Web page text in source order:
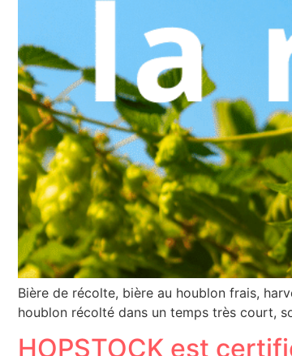
Bière de récolte, bière au houblon frais,
houblon récolté dans un temps très court,
HOPSTOCK est